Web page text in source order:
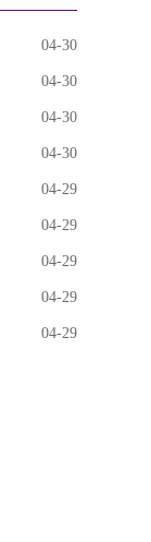
04-30
04-30
04-30
04-30
04-29
04-29
04-29
04-29
04-29